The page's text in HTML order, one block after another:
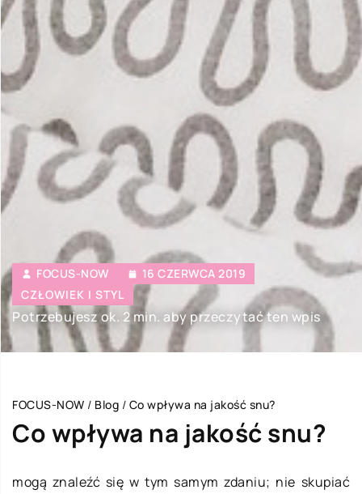
FOCUS-NOW
16 CZERWCA 2019
CZŁOWIEK I STYL
Potrzebujesz ok. 2 min. aby przeczytać ten wpis
FOCUS-NOW / Blog / Co wpływa na jakość snu?
Co wpływa na jakość snu?
mogą znaleźć się w tym samym zdaniu; nie skupiać